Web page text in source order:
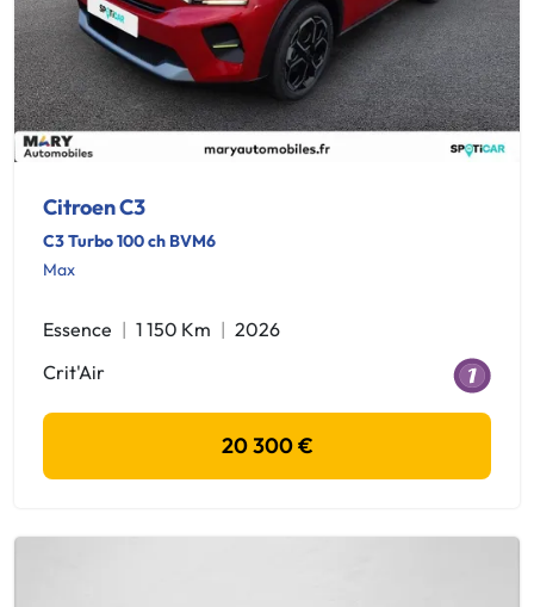
Citroen C3
C3 Turbo 100 ch BVM6
Max
Essence 1 150 Km
2026
Crit'Air
20 300 €